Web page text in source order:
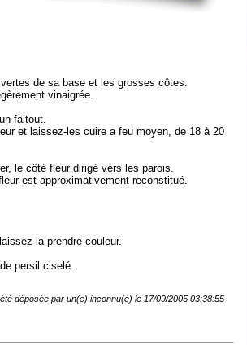
de sa base et les grosses côtes.
vinaigrée.
faitout.
et laissez-les cuire a feu moyen, de 18 à 20
le côté fleur dirigé vers les parois.
est approximativement reconstitué.
la prendre couleur.
persil ciselé.
déposée par un(e) inconnu(e) le 17/09/2005 03:38:55